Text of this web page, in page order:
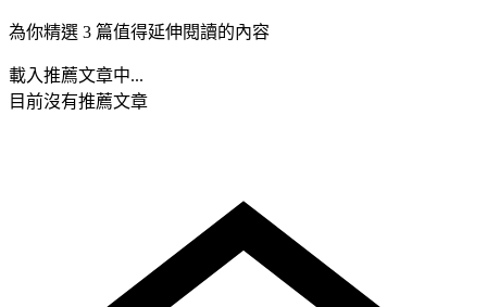
為你精選 3 篇值得延伸閱讀的內容
載入推薦文章中...
目前沒有推薦文章